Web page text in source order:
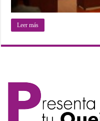
Leer más